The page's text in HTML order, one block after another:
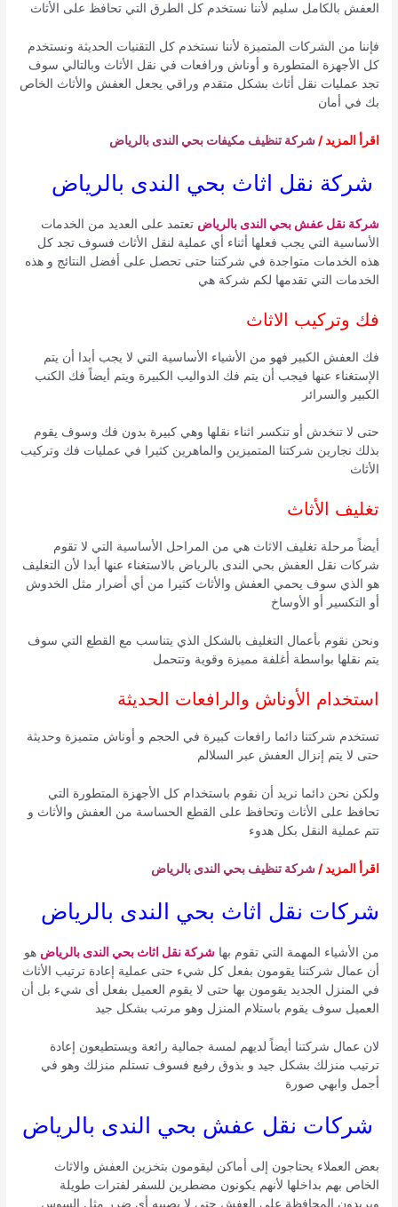
العفش بالكامل سليم لأننا نستخدم كل الطرق التي تحافظ على الأثاث
فإننا من الشركات المتميزة لأننا نستخدم كل التقنيات الحديثة ونستخدم
كل الأجهزة المتطورة و أوناش ورافعات في نقل الأثاث وبالتالي سوف
تجد عمليات نقل أثاث بشكل متقدم وراقي يجعل العفش والأثاث الخاص
بك في أمان
اقرأ المزيد /شركة تنظيف مكيفات بحي الندى بالرياض
شركة نقل اثاث بحي الندى بالرياض
شركة نقل عفش بحي الندى بالرياض تعتمد على العديد من الخدمات
الأساسية التي يجب فعلها أثناء أي عملية لنقل الأثاث فسوف تجد كل
هذه الخدمات متواجدة في شركتنا حتى تحصل على أفضل النتائج و هذه
الخدمات التي تقدمها لكم شركة هي
فك وتركيب الاثاث
فك العفش الكبير فهو من الأشياء الأساسية التي لا يجب أبدا أن يتم
الإستغناء عنها فيجب أن يتم فك الدواليب الكبيرة ويتم أيضاً فك الكنب
الكبير والسرائر
حتى لا تنخدش أو تنكسر اثناء نقلها وهي كبيرة بدون فك وسوف يقوم
بذلك نجارين شركتنا المتميزين والماهرين كثيرا في عمليات فك وتركيب
الأثاث
تغليف الأثاث
أيضاً مرحلة تغليف الاثاث هي من المراحل الأساسية التي لا تقوم
شركات نقل العفش بحي الندى بالرياض بالاستغناء عنها أبدا لأن التغليف
هو الذي سوف يحمي العفش والأثاث كثيرا من أي أضرار مثل الخدوش
أو التكسير أو الأوساخ
ونحن نقوم بأعمال التغليف بالشكل الذي يتناسب مع القطع التي سوف
يتم نقلها بواسطة أغلفة مميزة وقوية وتتحمل
استخدام الأوناش والرافعات الحديثة
تستخدم شركتنا دائما رافعات كبيرة في الحجم و أوناش متميزة وحديثة
حتى لا يتم إنزال العفش عبر السلالم
ولكن نحن دائما نريد أن نقوم باستخدام كل الأجهزة المتطورة التي
تحافظ على الأثاث وتحافظ على القطع الحساسة من العفش والأثاث و
تتم عملية النقل بكل هدوء
اقرأ المزيد /شركة تنظيف بحي الندى بالرياض
شركات نقل اثاث بحي الندى بالرياض
من الأشياء المهمة التي تقوم بهاشركة نقل اثاث بحي الندى بالرياض هو
أن عمال شركتنا يقومون بفعل كل شيء حتى عملية إعادة ترتيب الأثاث
في المنزل الجديد يقومون بها حتى لا يقوم العميل بفعل أى شيء بل أن
العميل سوف يقوم باستلام المنزل وهو مرتب بشكل جيد
لان عمال شركتنا أيضاً لديهم لمسة جمالية رائعة ويستطيعون إعادة
ترتيب منزلك بشكل جيد و بذوق رفيع فسوف تستلم منزلك وهو في
أجمل وابهي صورة
شركات نقل عفش بحي الندى بالرياض
بعض العملاء يحتاجون إلى أماكن ليقومون بتخزين العفش والاثاث
الخاص بهم بداخلها لأنهم يكونون مضطرين للسفر لفترات طويلة
ويريدون المحافظة على العفش حتى لا يصيبه أي ضرر مثل السوس